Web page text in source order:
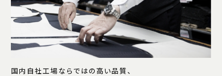
国内自社工場ならではの高い品質、